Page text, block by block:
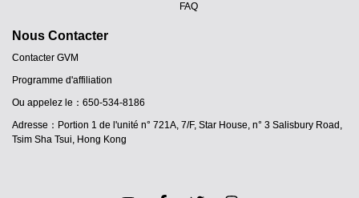
FAQ
Nous Contacter
Contacter GVM
Programme d'affiliation
Ou appelez le：650-534-8186
Adresse：Portion 1 de l'unité n° 721A, 7/F, Star House, n° 3 Salisbury Road,
Tsim Sha Tsui, Hong Kong
ES
JA